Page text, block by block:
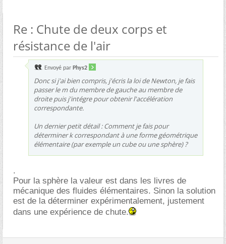
Re : Chute de deux corps et
résistance de l'air
Envoyé par Phys2
Donc si j'ai bien compris, j'écris la loi de Newton, je fais
passer le m du membre de gauche au membre de
droite puis j'intégre pour obtenir l'accélération
correspondante.
Un dernier petit détail : Comment je fais pour
déterminer k correspondant à une forme géométrique
élémentaire (par exemple un cube ou une sphère) ?
.
Pour la sphère la valeur est dans les livres de
mécanique des fluides élémentaires. Sinon la solution
est de la déterminer expérimentalement, justement
dans une expérience de chute.